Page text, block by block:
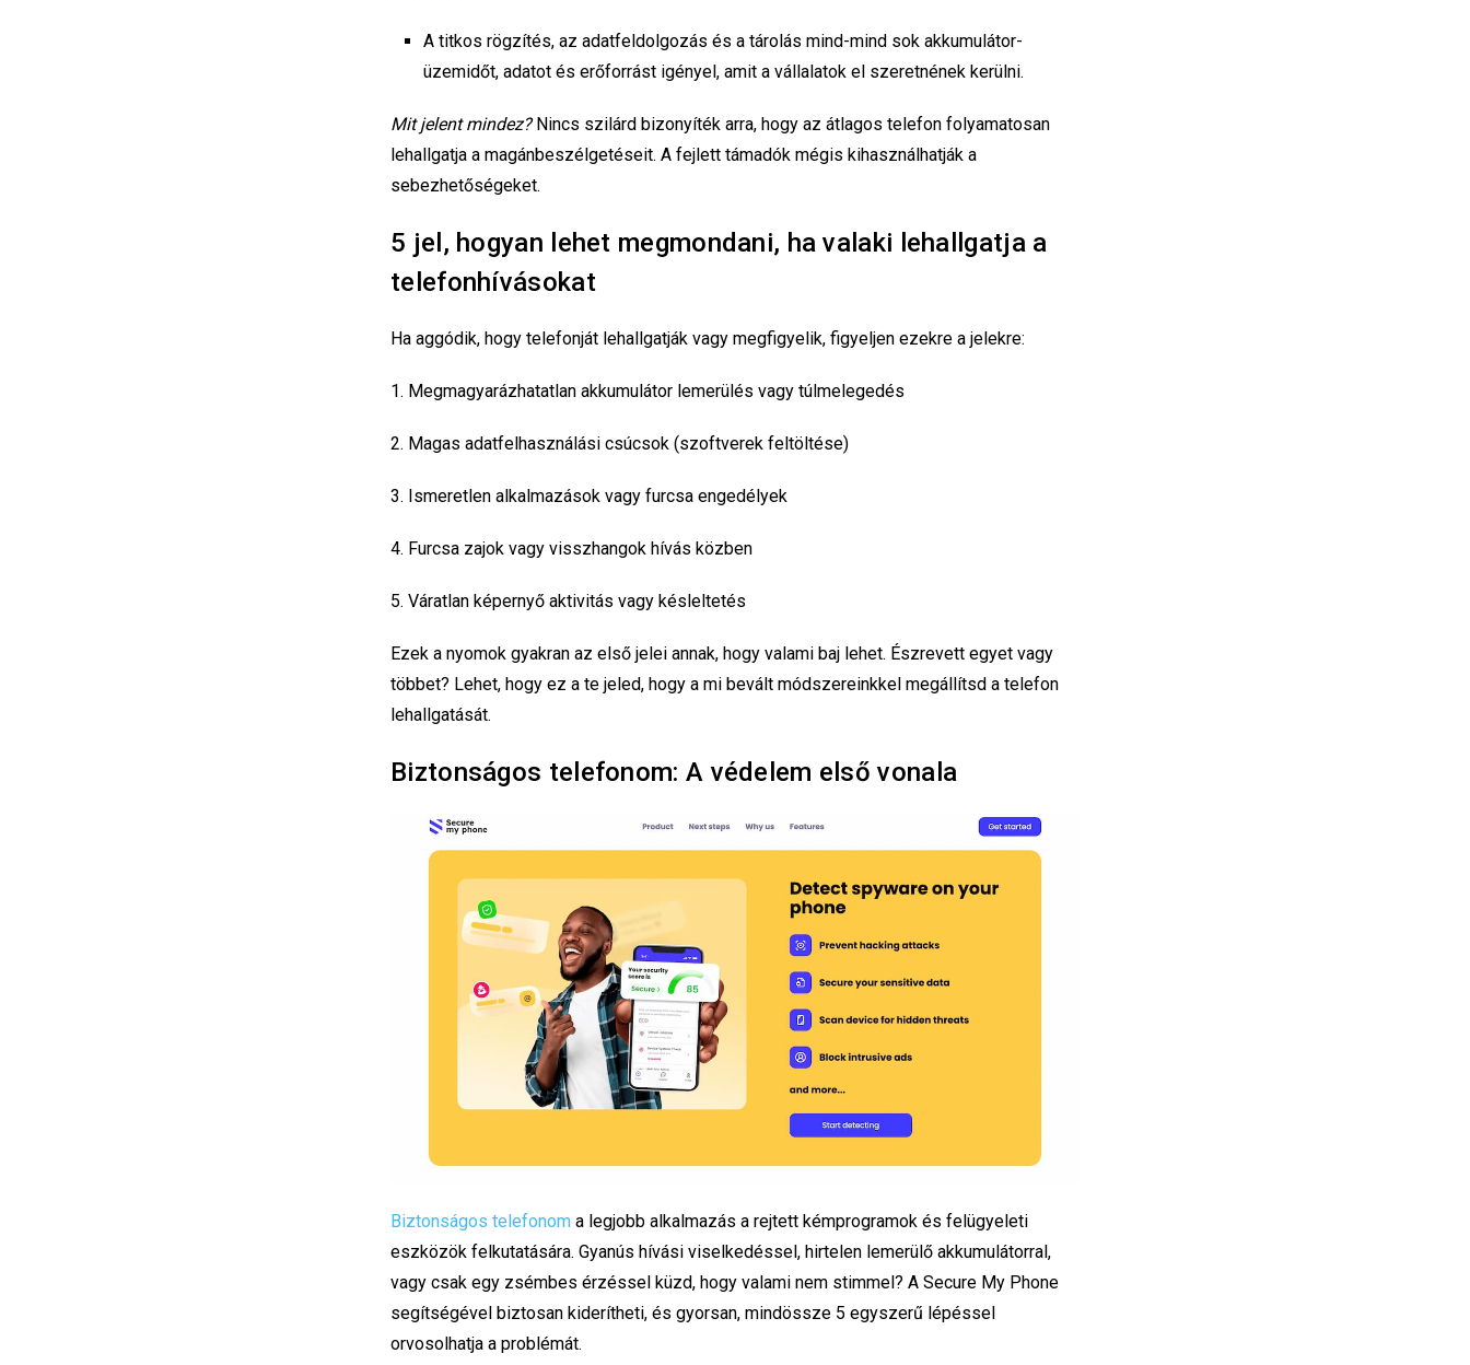
A titkos rögzítés, az adatfeldolgozás és a tárolás mind-mind sok akkumulátor-
üzemidőt, adatot és erőforrást igényel, amit a vállalatok el szeretnének kerülni.
Mit jelent mindez?Nincs szilárd bizonyíték arra, hogy az átlagos telefon folyamatosan
lehallgatja a magánbeszélgetéseit. A fejlett támadók mégis kihasználhatják a
sebezhetőségeket.
5 jel, hogyan lehet megmondani, ha valaki lehallgatja a
telefonhívásokat
Ha aggódik, hogy telefonját lehallgatják vagy megfigyelik, figyeljen ezekre a jelekre:
Megmagyarázhatatlan akkumulátor lemerülés vagy túlmelegedés
Magas adatfelhasználási csúcsok (szoftverek feltöltése)
Ismeretlen alkalmazások vagy furcsa engedélyek
Furcsa zajok vagy visszhangok hívás közben
Váratlan képernyő aktivitás vagy késleltetés
Ezek a nyomok gyakran az első jelei annak, hogy valami baj lehet. Észrevett egyet vagy
többet? Lehet, hogy ez a te jeled, hogy a mi bevált módszereinkkel megállítsd a telefon
lehallgatását.
Biztonságos telefonom: A védelem első vonala
Biztonságos telefonom a legjobb alkalmazás a rejtett kémprogramok és felügyeleti
eszközök felkutatására. Gyanús hívási viselkedéssel, hirtelen lemerülő akkumulátorral,
vagy csak egy zsémbes érzéssel küzd, hogy valami nem stimmel? A Secure My Phone
segítségével biztosan kiderítheti, és gyorsan, mindössze 5 egyszerű lépéssel
orvosolhatja a problémát.